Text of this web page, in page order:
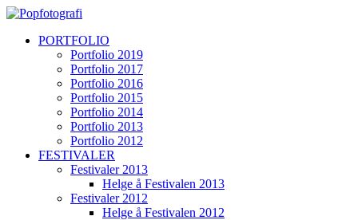
PORTFOLIO
Portfolio 2019
Portfolio 2017
Portfolio 2016
Portfolio 2015
Portfolio 2014
Portfolio 2013
Portfolio 2012
FESTIVALER
Festivaler 2013
Helge å Festivalen 2013
Festivaler 2012
Helge å Festivalen 2012